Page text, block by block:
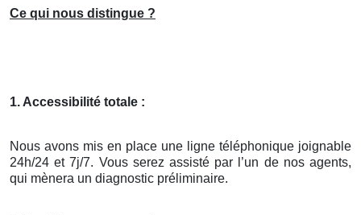
Ce qui nous distingue ?
1. Accessibilité totale :
Nous avons mis en place une ligne téléphonique joignable
24h/24 et 7j/7. Vous serez assisté par l’un de nos agents,
qui mènera un diagnostic préliminaire.